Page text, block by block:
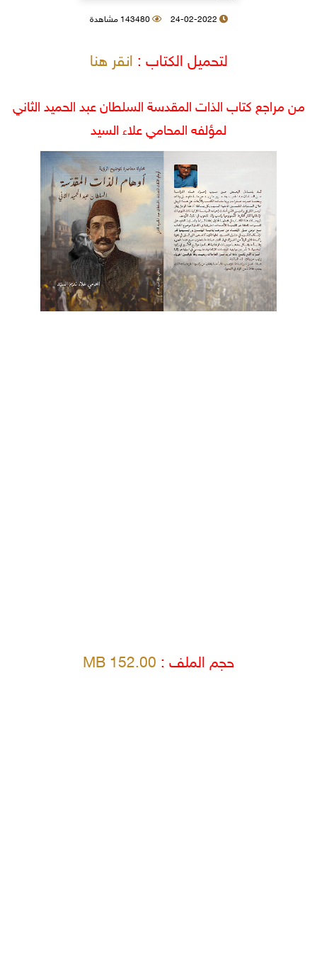
24-02-2022 143480 مشاهدة
لتحميل الكتاب :انقر هنا
من مراجع كتاب الذات المقدسة السلطان عبد الحميد الثاني
لمؤلفه المحامي علاء السيد
حجم الملف : 152.00 MB